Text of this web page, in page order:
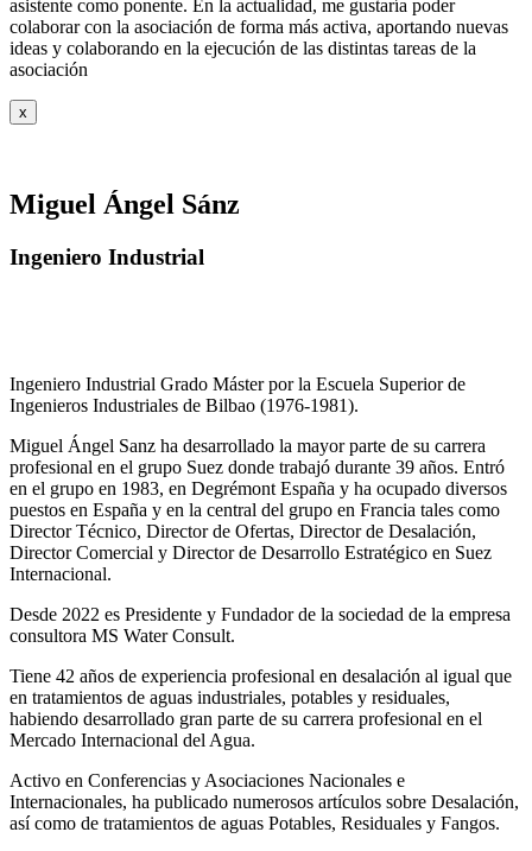
asistente como ponente. En la actualidad, me gustaría poder
colaborar con la asociación de forma más activa, aportando nuevas
ideas y colaborando en la ejecución de las distintas tareas de la
asociación
x
Miguel Ángel Sánz
Ingeniero Industrial
Ingeniero Industrial Grado Máster por la Escuela Superior de
Ingenieros Industriales de Bilbao (1976-1981).
Miguel Ángel Sanz ha desarrollado la mayor parte de su carrera
profesional en el grupo Suez donde trabajó durante 39 años. Entró
en el grupo en 1983, en Degrémont España y ha ocupado diversos
puestos en España y en la central del grupo en Francia tales como
Director Técnico, Director de Ofertas, Director de Desalación,
Director Comercial y Director de Desarrollo Estratégico en Suez
Internacional.
Desde 2022 es Presidente y Fundador de la sociedad de la empresa
consultora MS Water Consult.
Tiene 42 años de experiencia profesional en desalación al igual que
en tratamientos de aguas industriales, potables y residuales,
habiendo desarrollado gran parte de su carrera profesional en el
Mercado Internacional del Agua.
Activo en Conferencias y Asociaciones Nacionales e
Internacionales, ha publicado numerosos artículos sobre Desalación,
así como de tratamientos de aguas Potables, Residuales y Fangos.